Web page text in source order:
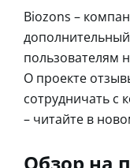
Biozons –
пользователям
О проекте
сотрудничать с
– читайте в